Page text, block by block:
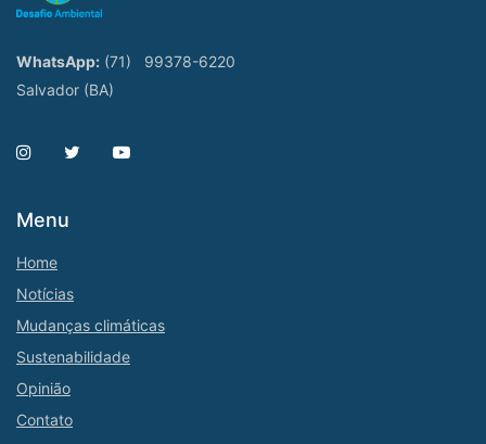
WhatsApp: (71)
99378-6220
Salvador (BA)
Menu
Home
Notícias
Mudanças climáticas
Sustenabilidade
Opinião
Contato